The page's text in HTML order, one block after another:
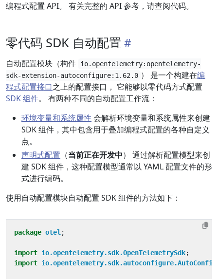
编程式配置 API。 有关完整的 API 参考，请查阅代码。
零代码 SDK 自动配置
自动配置模块（构件
io.opentelemetry:opentelemetry-
sdk-extension-autoconfigure:1.62.0 ） 是一个构建在编
程式配置接口之上的配置接口， 它能够以零代码方式配置
SDK 组件。 有两种不同的自动配置工作流：
环境变量和系统属性 会解析环境变量和系统属性来创建
SDK 组件，其中包含用于叠加编程式配置的各种自定义
点。
声明式配置 （当前正在开发中） 通过解析配置模型来创
建 SDK 组件，这种配置模型通常以 YAML 配置文件的形
式进行编码。
使用自动配置模块自动配置 SDK 组件的方法如下：
package otel ;
import io.opentelemetry.sdk.OpenTelemetrySdk;
import